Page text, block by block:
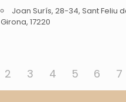
Joan Surís, 28-34, Sant Feliu
Girona, 17220
2 3 4 5 6 7